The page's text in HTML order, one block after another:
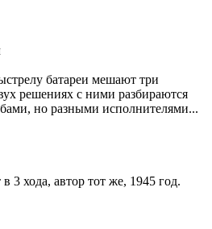
батареи мешают три
решениях с ними разбираются
но разными исполнителями...
3 хода, автор тот же, 1945 год.